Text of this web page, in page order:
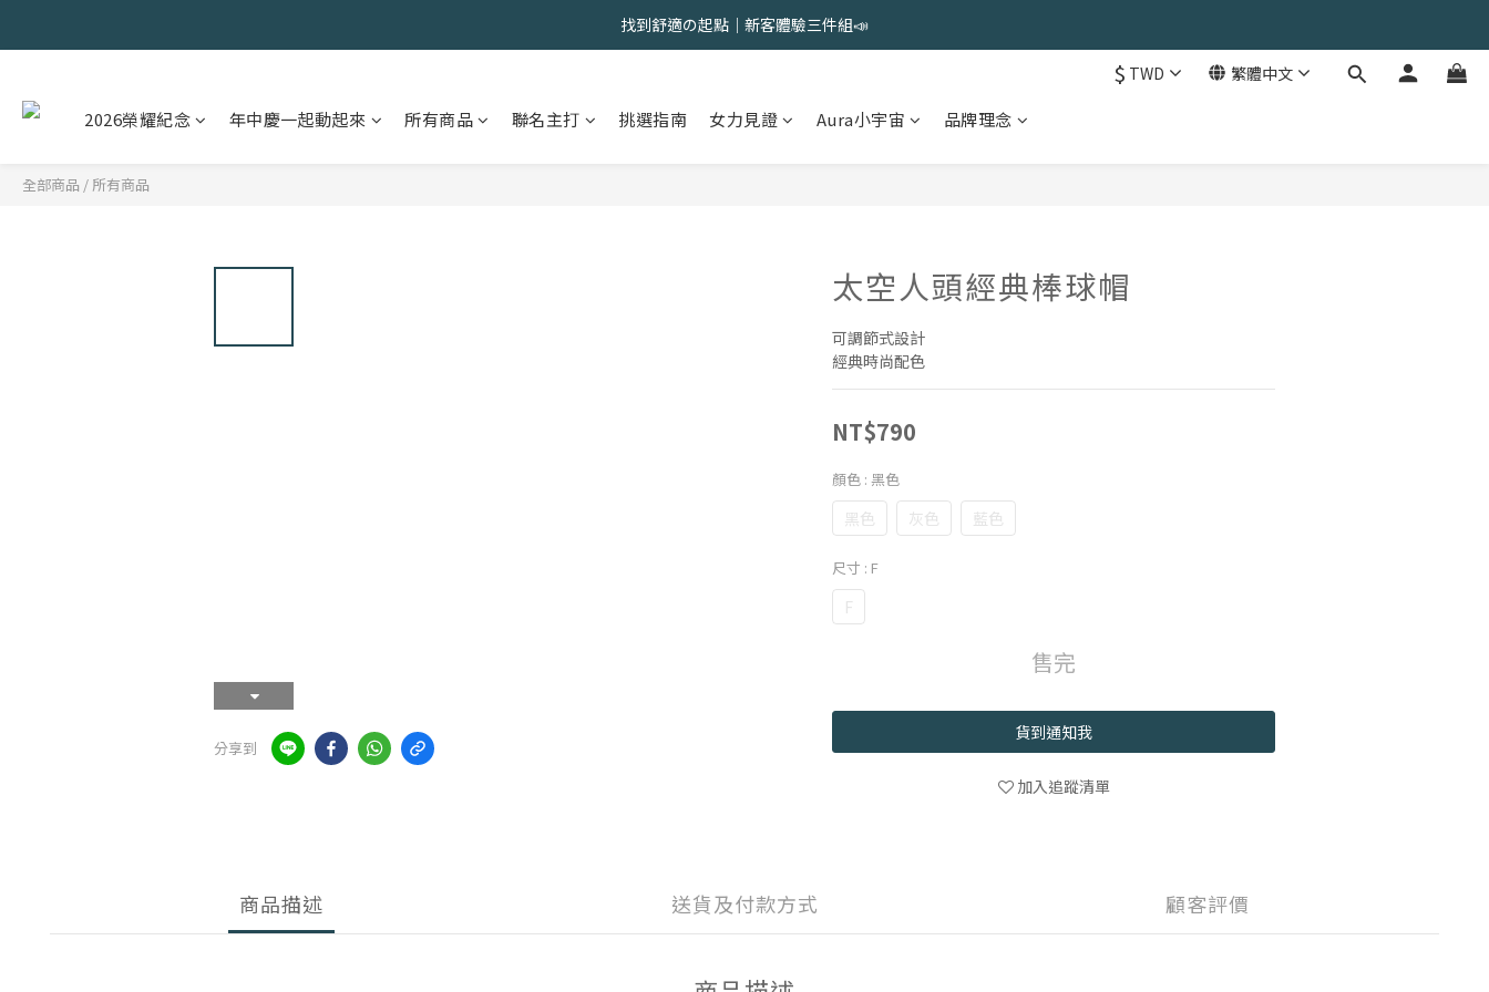
會員限定 | 女內褲任選3件現折120元，6件現折350元
找到舒適の起點｜新客體驗三件組📣
$ TWD 繁體中文
2026榮耀紀念 年中慶一起動起來 所有商品 聯名主打 挑選指南 女力見證 Aura小宇宙 品牌理念
全部商品 / 所有商品
分享到
太空人頭經典棒球帽
可調節式設計
經典時尚配色
NT$790
顏色 : 黑色
黑色 灰色 藍色
尺寸 : F
F
售完
貨到通知我
加入追蹤清單
商品描述 送貨及付款方式 顧客評價